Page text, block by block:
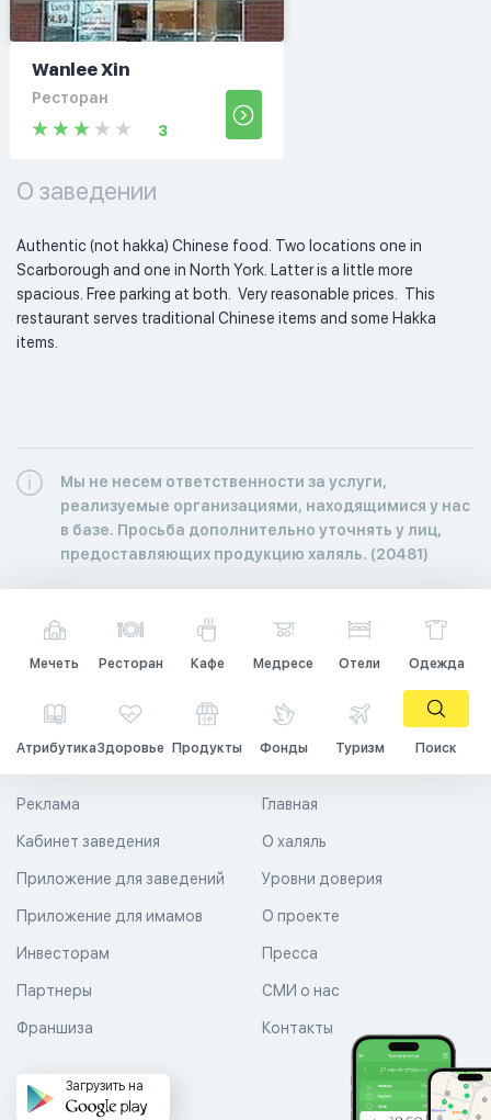
Wanlee Xin
Ресторан
3
О заведении
Authentic (not hakka) Chinese food. Two locations one in
Scarborough and one in North York. Latter is a little more
spacious. Free parking at both.  Very reasonable prices.  This
restaurant serves traditional Chinese items and some Hakka
items.
Мы не несем ответственности за услуги,
реализуемые организациями, находящимися у нас
в базе. Просьба дополнительно уточнять у лиц,
предоставляющих продукцию халяль. (20481)
Мечеть Ресторан Кафе Медресе Отели Одежда
АтрибутикаЗдоровье Продукты Фонды Туризм Поиск
Главная
О халяль
Уровни доверия
Реклама
Кабинет заведения
Приложение для заведений
Приложение для имамов О проекте
Пресса
СМИ о нас
Контакты
Инвесторам
Партнеры
Франшиза
Загрузить на